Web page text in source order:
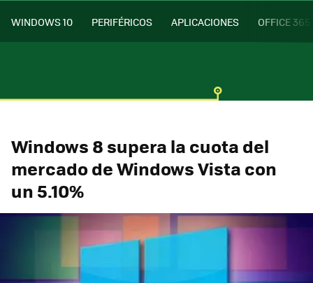
WINDOWS 10 PERIFÉRICOS APLICACIONES OFFICE 365
Windows 8 supera la cuota del
mercado de Windows Vista con
un 5.10%